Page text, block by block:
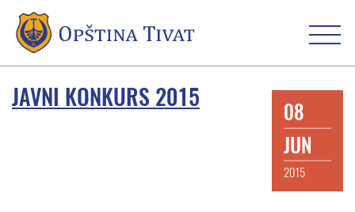
JAVNI KONKURS 2015
08
JUN
2015